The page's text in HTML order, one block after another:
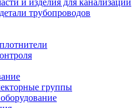
и изделия для канализации
трубопроводов
группы